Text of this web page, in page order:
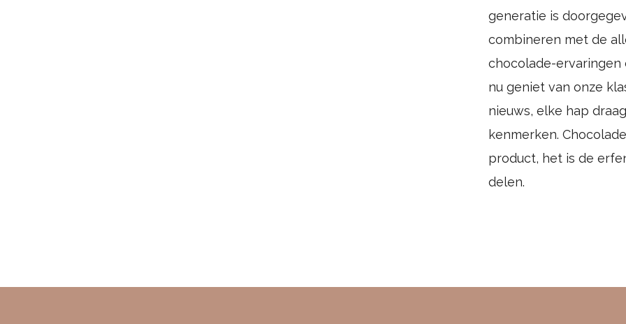
generatie is
combineren met de
chocolade-ervaringen
nu geniet van onze
nieuws, elke hap
kenmerken.
product, het is de
delen.